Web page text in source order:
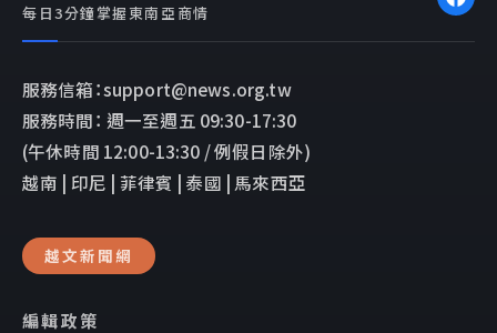
每日3分鐘掌握東南亞商情
服務信箱：support@news.org.tw
服務時間： 週一至週五 09:30-17:30
(午休時間 12:00-13:30 / 例假日除外)
越南 | 印尼 | 菲律賓 | 泰國 | 馬來西亞
越文新聞網
編輯政策